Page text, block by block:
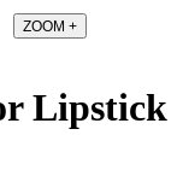
ZOOM +
Lipstick